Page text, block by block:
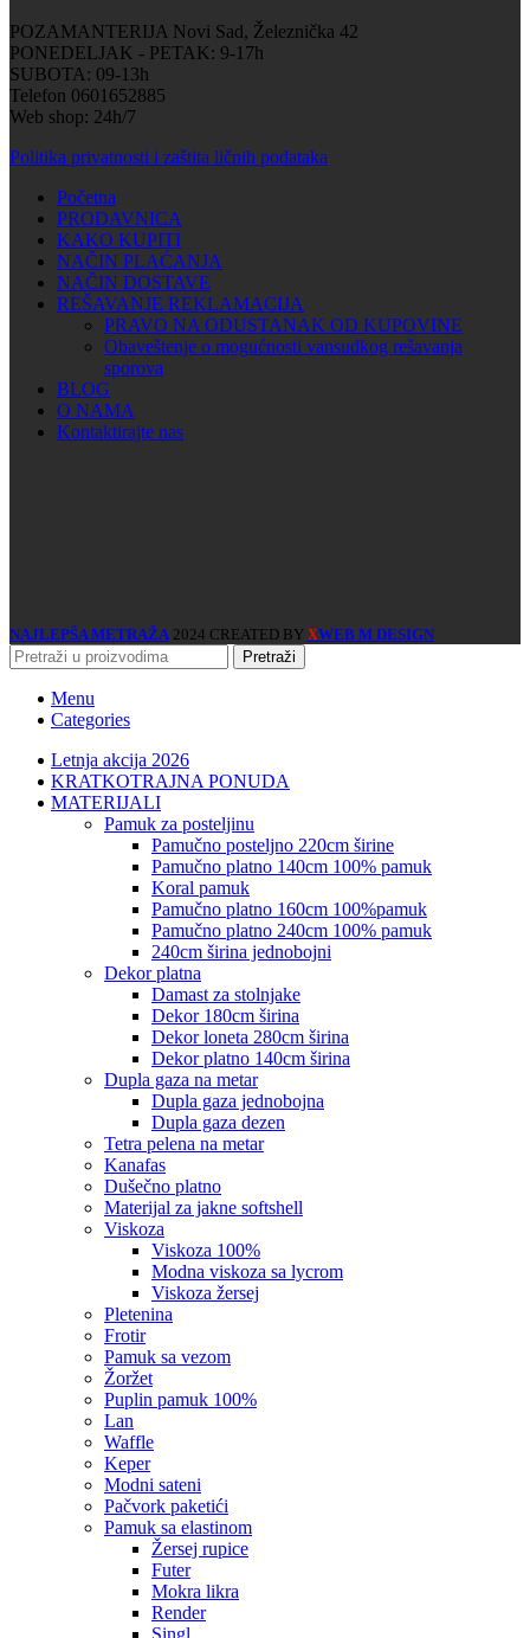
POZAMANTERIJA Novi Sad, Železnička 42
PONEDELJAK - PETAK: 9-17h
SUBOTA: 09-13h
Telefon 0601652885
Web shop: 24h/7
Politika privatnosti i zaštita ličnih podataka
Početna
PRODAVNICA
KAKO KUPITI
NAČIN PLAĆANJA
NAČIN DOSTAVE
REŠAVANJE REKLAMACIJA
PRAVO NA ODUSTANAK OD KUPOVINE
Obaveštenje o mogućnosti vansudkog rešavanja
sporova
BLOG
O NAMA
Kontaktirajte nas
NAJLEPŠA METRAŽA 2024 CREATED BY XWEB M DESIGN
Pretraži
Menu
Categories
Letnja akcija 2026
KRATKOTRAJNA PONUDA
MATERIJALI
pamuk za posteljinu
pamučno posteljno 220cm širine
pamučno platno 140cm 100% pamuk
koral pamuk
pamučno platno 160cm 100%pamuk
pamučno platno 240cm 100% pamuk
240cm širina jednobojni
dekor platna
damast za stolnjake
dekor 180cm širina
dekor loneta 280cm širina
dekor platno 140cm širina
dupla gaza na metar
dupla gaza jednobojna
dupla gaza dezen
tetra pelena na metar
kanafas
dušečno platno
materijal za jakne softshell
viskoza
viskoza 100%
modna viskoza sa lycrom
viskoza žersej
pletenina
frotir
pamuk sa vezom
žoržet
puplin pamuk 100%
lan
waffle
keper
modni sateni
pačvork paketići
pamuk sa elastinom
žersej rupice
futer
mokra likra
render